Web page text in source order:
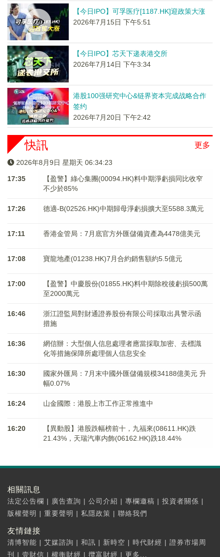
【今日IPO】可孚医疗[1187.HK]迎政策大涨
2026年7月15日 下午5:51
【今日IPO】芯天下递表港交所
2026年7月14日 下午3:34
港股100强研究中心&链界资本完成战略合作
签约
2026年7月20日 下午2:42
更多
快訊
2026年8月9日 星期天 06:34:23
17:35
【盈警】綠心集團(00094.HK)料中期淨虧損同比收窄
不少於85%
17:26 德適-B(02526.HK)中期歸母淨虧損擴大至5588.3萬元
17:11 香港金管局：7月底官方外匯儲備資產為4478億美元
17:08 寶龍地產(01238.HK)7月合約銷售額約5.5億元
17:00
【盈警】中慶股份(01855.HK)料中期除稅後虧損500萬
至2000萬元
16:46
浙江證監局對財通證券股份有限公司採取出具警示函
措施
16:36
網信辦：大型個人信息處理者應當採取加密、去標識
化等措施保障所處理個人信息安全
16:30
國家外匯局：7月末中國外匯儲備規模34188億美元 升
幅0.07%
16:24 山金國際：港股上市工作正常推進中
16:20
【異動股】港股跌幅榜前十，九福來(08611.HK)跌
21.43%，天瑞汽車内飾(06162.HK)跌18.44%
相關訊息
法定公告欄 | 廣告查詢 | 公司介紹 | 專欄邀稿 | 投資者關係 |
版權聲明 | 重要聲明 | 私隱政策 | 聯絡我們
友情鏈接
清博智能 | 艾媒諮詢 | 和訊 | 新時空 | 時代財經 | 證券市場周
刊
| 壹財信 | 權衡財經 | 攬富財經 | 更多...